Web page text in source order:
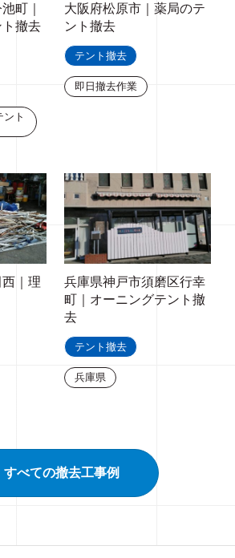
町｜
撤去
ント
大阪府松原市｜薬局のテ
ント撤去
テント撤去
即日撤去作業
｜理
兵庫県神戸市須磨区行幸
町｜オーニングテント撤
去
テント撤去
兵庫県
すべての撤去工事例